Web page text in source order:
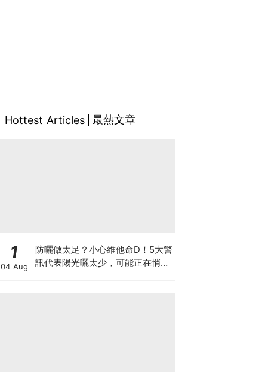
Hottest Articles 最熱文章
1
04 Aug
防曬做太足？小心維他命D！5大警
訊代表陽光曬太少，可能正在悄悄